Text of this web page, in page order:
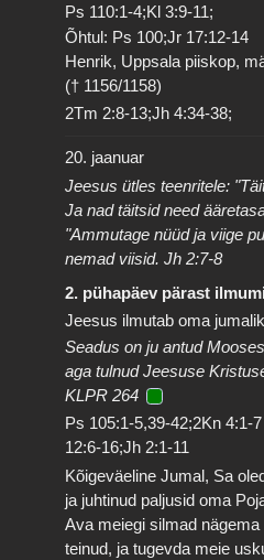
Ps 110:1-4;Kl 3:9-11;
Õhtul: Ps 100;Jr 17:12-14
Henrik, Uppsala piiskop,
(† 1156/1158)
2Tm 2:8-13;Jh 4:34-38;
20. jaanuar
Jeesus ütles teenritele:
Ja nad täitsid need
"Ammutage nüüd ja viige
nemad viisid. Jh 2:7-8
2. pühapäev pärast
Jeesus ilmutab oma
Seadus on ju antud
aga tulnud Jeesuse
KLPR 264
Ps 105:1-5,39-42;2Kn 4:1-
12:6-16;Jh 2:1-11
Kõigeväeline Jumal, Sa
ja juhtinud paljusid oma
Ava meiegi silmad
teinud, ja tugevda meie